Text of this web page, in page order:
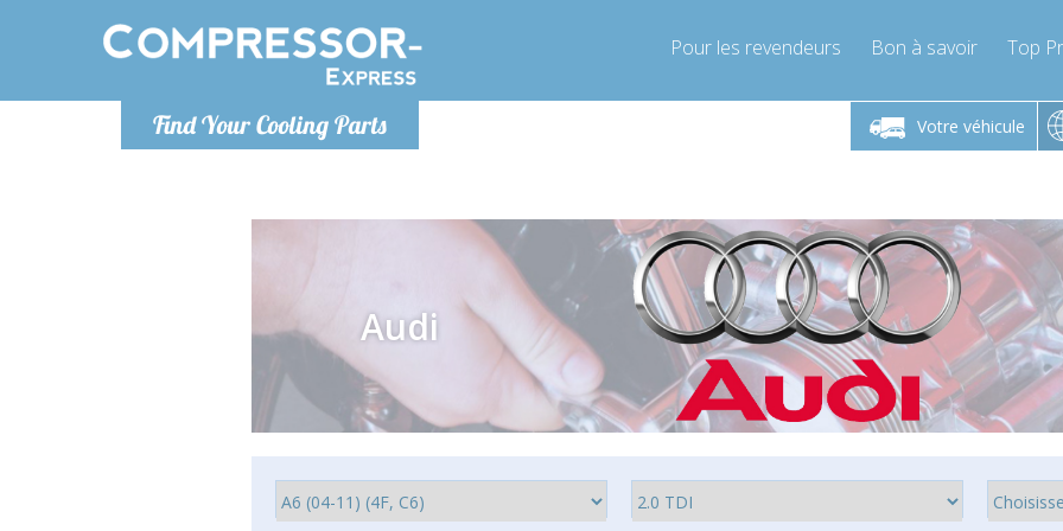
Find Your Cooling Parts
Pour les revendeurs Bon à savoir Top
Votre véhicule
Lundi-Vendredi 9h-17h Lundi-Vendredi 9h-17h
info@compressor-express.fr
Lundi-
Audi